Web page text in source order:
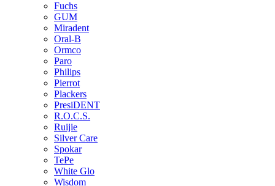
Fuchs
GUM
Miradent
Oral-B
Ormco
Paro
Philips
Pierrot
Plackers
PresiDENT
R.O.C.S.
Ruijie
Silver Care
Spokar
TePe
White Glo
Wisdom